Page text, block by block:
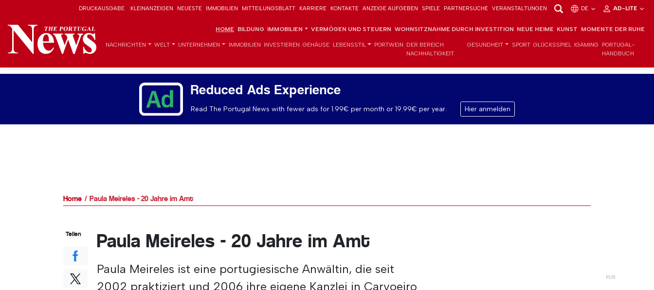
DRUCKAUSGABE KLEINANZEIGEN NEUESTE IMMOBILIEN MITTEILUNGSBLATT KARRIERE KONTAKTE ANZEIGE AUFGEBEN SPIELE PARTNERSUCHE VERANSTALTUNGEN DE AD-LITE
HOME BILDUNG IMMOBILIEN VERMÖGEN UND STEUERN WOHNSITZNAHME DURCH INVESTITION NEUE HEIME KUNST MOMENTE DER RUHE
NACHRICHTEN WELT UNTERNEHMEN IMMOBILIEN INVESTIEREN GEHÄUSE LEBENSSTIL PORTWEIN DER BEREICH
NACHHALTIGKEIT
GESUNDHEIT SPORT GLÜCKSSPIEL IGAMING
PORTUGAL-
HANDBUCH
Reduced Ads Experience
Read The Portugal News with fewer ads for 1.99€ per month or 19.99€ per year. Hier anmelden
Home Paula Meireles - 20 Jahre im Amt
Paula Meireles - 20 Jahre im Amt
Paula Meireles ist eine portugiesische Anwältin, die seit
2002 praktiziert und 2006 ihre eigene Kanzlei in Carvoeiro
Teilen